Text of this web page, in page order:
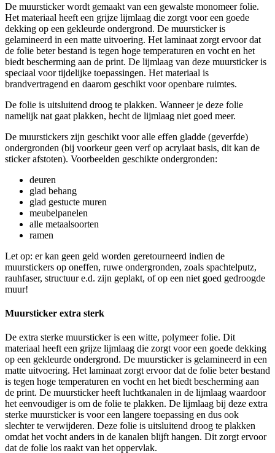
De muursticker wordt gemaakt van een gewalste monomeer folie.
Het materiaal heeft een grijze lijmlaag die zorgt voor een goede
dekking op een gekleurde ondergrond. De muursticker is
gelamineerd in een matte uitvoering. Het laminaat zorgt ervoor dat
de folie beter bestand is tegen hoge temperaturen en vocht en het
biedt bescherming aan de print. De lijmlaag van deze muursticker is
speciaal voor tijdelijke toepassingen. Het materiaal is
brandvertragend en daarom geschikt voor openbare ruimtes.
De folie is uitsluitend droog te plakken. Wanneer je deze folie
namelijk nat gaat plakken, hecht de lijmlaag niet goed meer.
De muurstickers zijn geschikt voor alle effen gladde (geverfde)
ondergronden (bij voorkeur geen verf op acrylaat basis, dit kan de
sticker afstoten). Voorbeelden geschikte ondergronden:
deuren
glad behang
glad gestucte muren
meubelpanelen
alle metaalsoorten
ramen
Let op: er kan geen geld worden geretourneerd indien de
muurstickers op oneffen, ruwe ondergronden, zoals spachtelputz,
rauhfaser, structuur e.d. zijn geplakt, of op een niet goed gedroogde
muur!
Muursticker extra sterk
De extra sterke muursticker is een witte, polymeer folie. Dit
materiaal heeft een grijze lijmlaag die zorgt voor een goede dekking
op een gekleurde ondergrond. De muursticker is gelamineerd in een
matte uitvoering. Het laminaat zorgt ervoor dat de folie beter bestand
is tegen hoge temperaturen en vocht en het biedt bescherming aan
de print. De muursticker heeft luchtkanalen in de lijmlaag waardoor
het eenvoudiger is om de folie te plakken. De lijmlaag bij deze extra
sterke muursticker is voor een langere toepassing en dus ook
slechter te verwijderen. Deze folie is uitsluitend droog te plakken
omdat het vocht anders in de kanalen blijft hangen. Dit zorgt ervoor
dat de folie los raakt van het oppervlak.